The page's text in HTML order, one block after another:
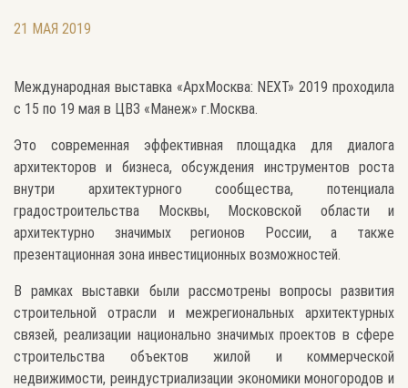
21 МАЯ 2019
Международная выставка «АрхМосква: NEXT» 2019 проходила
с 15 по 19 мая в ЦВЗ «Манеж» г.Москва.
Это современная эффективная площадка для диалога
архитекторов и бизнеса, обсуждения инструментов роста
внутри архитектурного сообщества, потенциала
градостроительства Москвы, Московской области и
архитектурно значимых регионов России, а также
презентационная зона инвестиционных возможностей.
В рамках выставки были рассмотрены вопросы развития
строительной отрасли и межрегиональных архитектурных
связей, реализации национально значимых проектов в сфере
строительства объектов жилой и коммерческой
недвижимости, реиндустриализации экономики моногородов и